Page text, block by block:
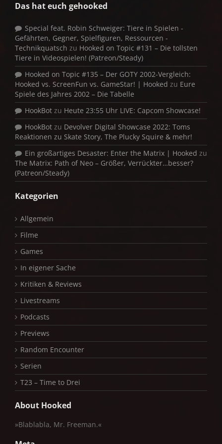
Das hat euch gehooked
Special feat. Robin Schweiger: Tiere in Spielen -
Gefährten, Gegner, Spielfiguren, Ressourcen -
Technikquatsch zu Hooked on Topic #131 – Die tollsten
Tiere in Videospielen! (Patreon/Steady)
Hooked on Topic #135 – Der GOTY 2002-Vergleich:
Hooked vs. ScreenFun vs. GameStar! | Hooked zu Eure
Spiele des Jahres 2002 – Die Tabelle
HookBot zu Heute 23:55 Uhr LIVE: Capcom Showcase!
HookBot zu Devolver Digital Showcase 2022: Toms
Reaktionen zu Skate Story, The Plucky Squire & mehr!
Ein großartiges Desaster: Enter the Matrix | Hooked zu
The Matrix: Path of Neo – Größer, Verrückter…besser?
(Patreon/Steady)
Kategorien
Allgemein
Filme
Games
In eigener Sache
Kritiken & Reviews
Livestreams
Podcasts
Previews
Random Encounter
Serien
T23 – Time to Drei
About Hooked
»Blablabla, Mr. Freeman.«